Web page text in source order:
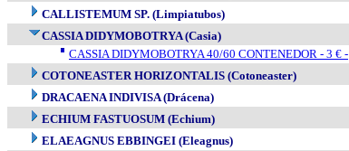
CALLISTEMUM SP. (Limpiatubos)
CASSIA DIDYMOBOTRYA (Casia)
CASSIA DIDYMOBOTRYA 40/60 CONTENEDOR - 3 € -
COTONEASTER HORIZONTALIS (Cotoneaster)
DRACAENA INDIVISA (Drácena)
ECHIUM FASTUOSUM (Echium)
ELAEAGNUS EBBINGEI (Eleagnus)